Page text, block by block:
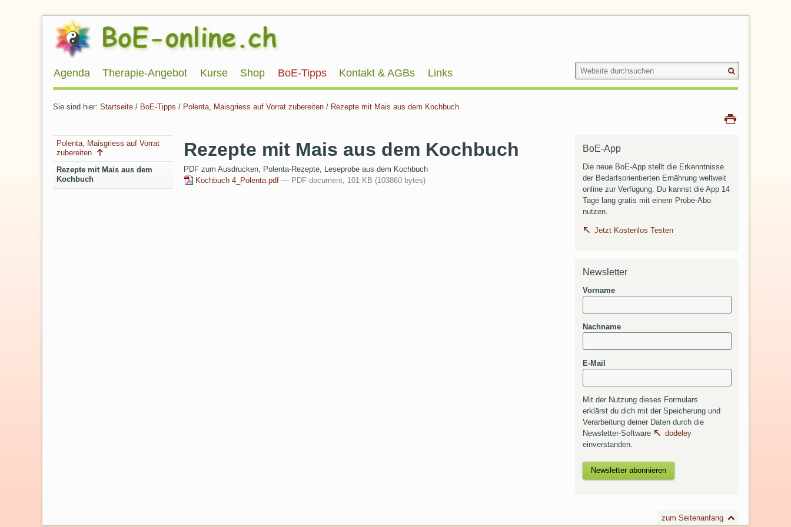
Agenda Therapie-Angebot Kurse Shop BoE-Tipps Kontakt & AGBs Links
Suche
Website
durchsuchen
Sie sind hier: Startseite / BoE-Tipps / Polenta, Maisgriess auf Vorrat zubereiten / Rezepte mit Mais aus dem Kochbuch
Navigation
Polenta, Maisgriess auf Vorrat
zubereiten
Rezepte mit Mais aus dem
Kochbuch
Rezepte mit Mais aus dem Kochbuch
PDF zum Ausdrucken, Polenta-Rezepte, Leseprobe aus dem Kochbuch
Kochbuch 4_Polenta.pdf — PDF document, 101 KB (103860 bytes)
BoE-App
Die neue BoE-App stellt die Erkenntnisse
der Bedarfsorientierten Ernährung weltweit
online zur Verfügung. Du kannst die App 14
Tage lang gratis mit einem Probe-Abo
nutzen.
Jetzt Kostenlos Testen
Newsletter
Vorname
Nachname
E-Mail
Mit der Nutzung dieses Formulars
erklärst du dich mit der Speicherung und
Verarbeitung deiner Daten durch die
Newsletter-Software
dodeley
einverstanden.
zum Seitenanfang